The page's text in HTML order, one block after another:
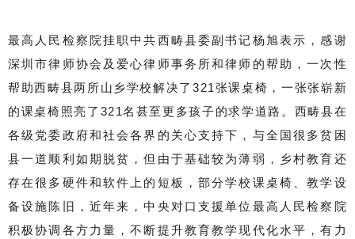
最高人民检察院挂职中共西畴县委副书记杨旭表示，感谢
深圳市律师协会及爱心律师事务所和律师的帮助，一次性
帮助西畴县两所山乡学校解决了321张课桌椅，一张张崭新
的课桌椅照亮了321名甚至更多孩子的求学道路。西畴县在
各级党委政府和社会各界的关心支持下，与全国很多贫困
县一道顺利如期脱贫，但由于基础较为薄弱，乡村教育还
存在很多硬件和软件上的短板，部分学校课桌椅、教学设
备设施陈旧，近年来，中央对口支援单位最高人民检察院
积极协调各方力量，不断提升教育教学现代化水平，有力